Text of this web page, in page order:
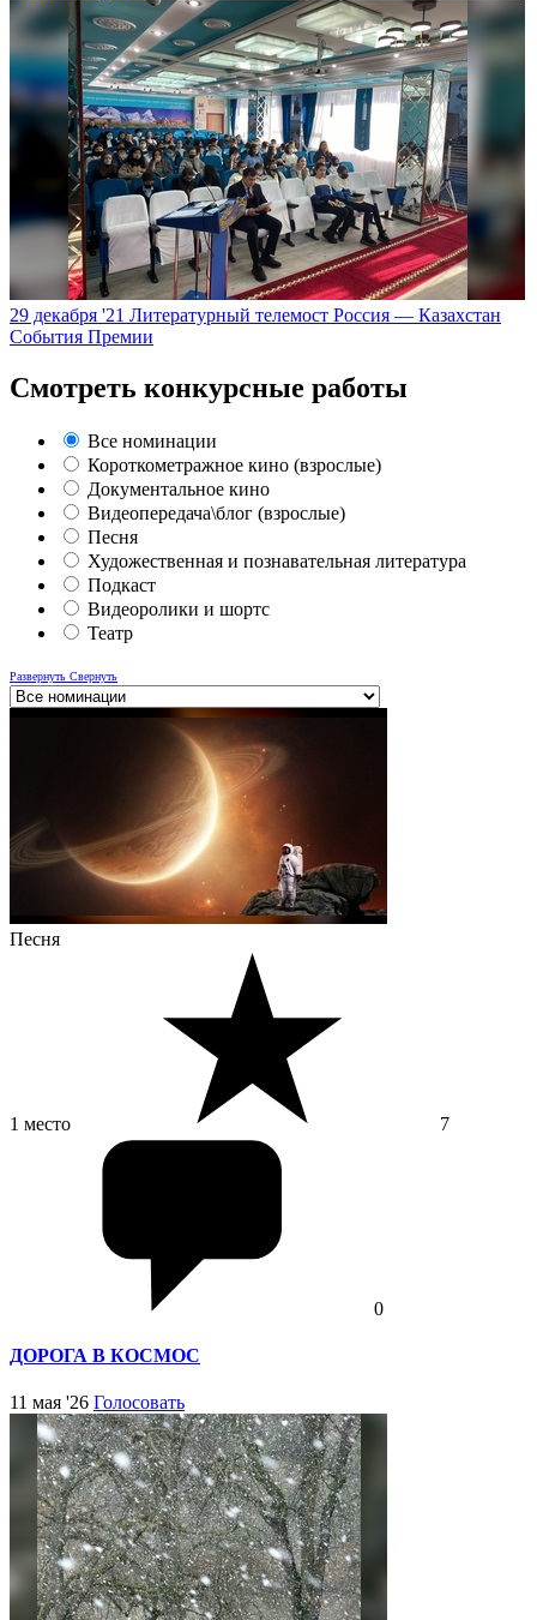
29 декабря '21 Литературный телемост Россия — Казахстан
События Премии
Смотреть конкурсные работы
Все номинации
Короткометражное кино (взрослые)
Документальное кино
Видеопередача\блог (взрослые)
Песня
Художественная и познавательная литература
Подкаст
Видеоролики и шортс
Театр
Развернуть Свернуть
Песня
1 место 7
0
ДОРОГА В КОСМОС
11 мая '26 Голосовать